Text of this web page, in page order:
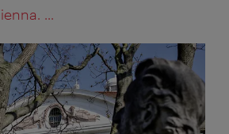
...